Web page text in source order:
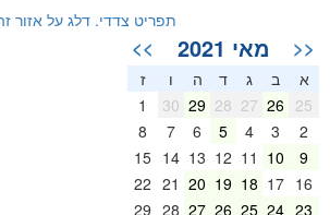
תפריט צדדי. דלג על אזור זה
<< מאי 2021 >>
א ב ג ד ה
ז
25
26
27
28
29
30
2
3
4
5
6
7
8
9
10
11
12
13
14
15
16
17
18
19
20
21
22
23
24
25
26
27
28
29